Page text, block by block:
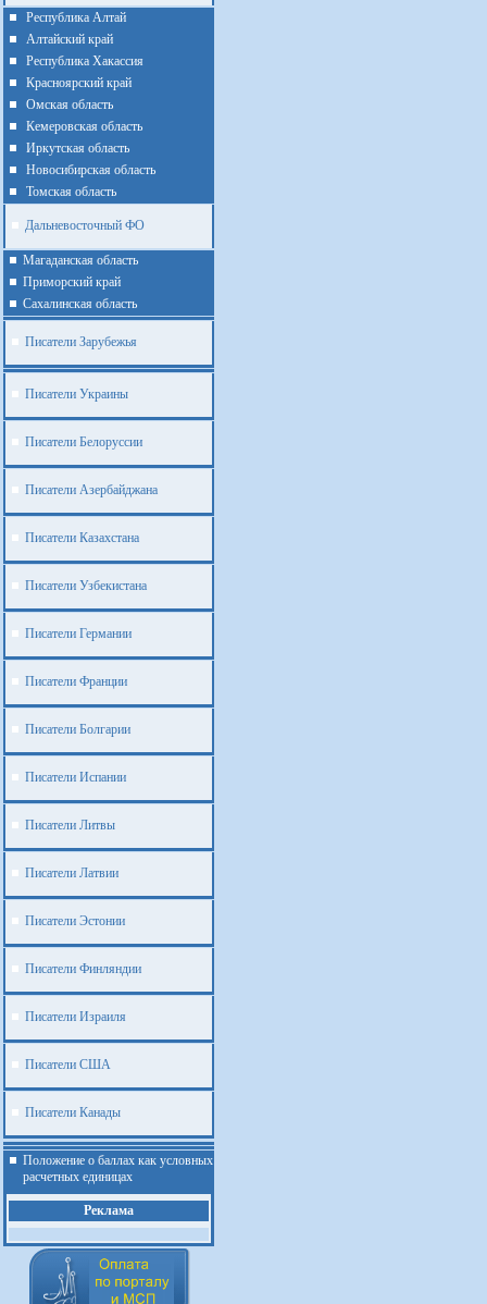
Республика Алтай
Алтайcкий край
Республика Хакассия
Красноярский край
Омская область
Кемеровская область
Иркутская область
Новосибирская область
Томская область
Дальневосточный ФО
Магаданская область
Приморский край
Cахалинская область
Писатели Зарубежья
Писатели Украины
Писатели Белоруссии
Писатели Азербайджана
Писатели Казахстана
Писатели Узбекистана
Писатели Германии
Писатели Франции
Писатели Болгарии
Писатели Испании
Писатели Литвы
Писатели Латвии
Писатели Эстонии
Писатели Финляндии
Писатели Израиля
Писатели США
Писатели Канады
Положение о баллах как условных
расчетных единицах
Реклама